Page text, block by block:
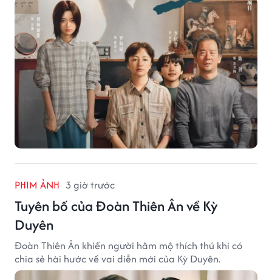
PHIM ẢNH 3 giờ trước
Tuyên bố của Đoàn Thiên Ân về Kỳ
Duyên
Đoàn Thiên Ân khiến người hâm mộ thích thú khi có
chia sẻ hài hước về vai diễn mới của Kỳ Duyên.